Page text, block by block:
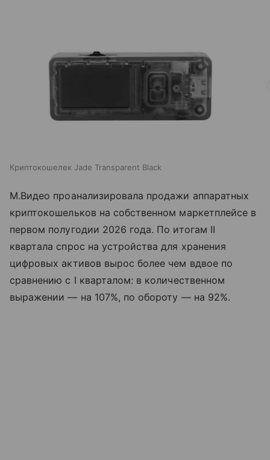
Криптокошелек Jade Transparent Black
М.Видео проанализировала продажи аппаратных
криптокошельков на собственном маркетплейсе в
первом полугодии 2026 года. По итогам II
квартала спрос на устройства для хранения
цифровых активов вырос более чем вдвое по
сравнению с I кварталом: в количественном
выражении — на 107%, по обороту — на 92%.